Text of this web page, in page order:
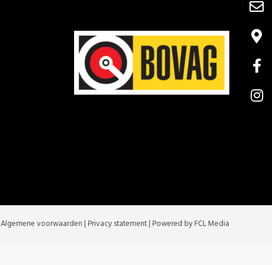
Algemene voorwaarden | Privacy statement| Powered by FCL Media